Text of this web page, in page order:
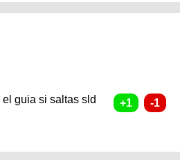
guia si saltas sld